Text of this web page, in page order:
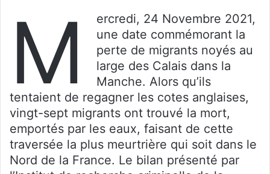
M
ercredi, 24 Novembre 2021,
une date commémorant la
perte de migrants noyés au
large des Calais dans la
Manche. Alors qu’ils
tentaient de regagner les cotes anglaises,
vingt-sept migrants ont trouvé la mort,
emportés par les eaux, faisant de cette
traversée la plus meurtrière qui soit dans le
Nord de la France. Le bilan présenté par